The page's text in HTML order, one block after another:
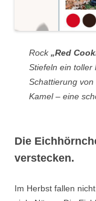
Rock„Red
Stiefeln ein toller
Schattierung
Kamel – eine
Die
verstecken.
Im Herbst fallen